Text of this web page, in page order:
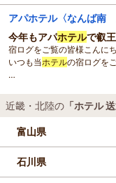
ーション
話題が盛
アパホテル〈なんば南
今年もアパホテルで叡
宿ログをご覧の皆様こんに
いつも当ホテルの宿ログを
＆リゾー
戦の会場に決定いたしました
対
近畿・北陸の 「ホテル
富山県
石川県